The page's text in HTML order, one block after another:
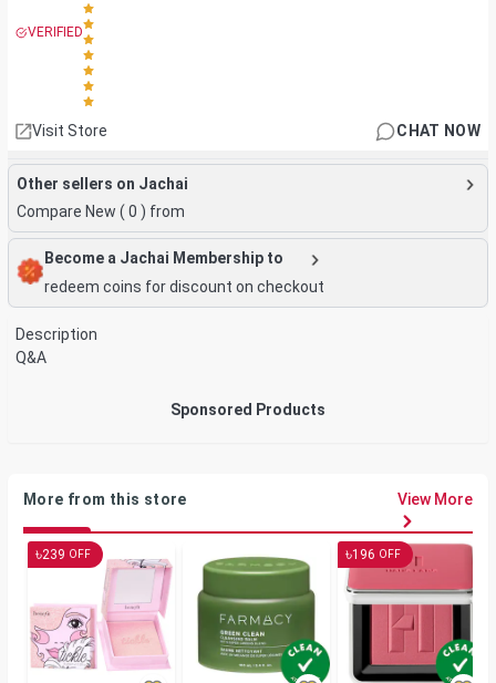
VERIFIED
Visit Store CHAT NOW
Other sellers on Jachai
Compare New ( 0 ) from
Become a Jachai Membership to
redeem coins for discount on checkout
Description
Q&A
Sponsored Products
More from this store View More
৳239 OFF ৳196 OFF